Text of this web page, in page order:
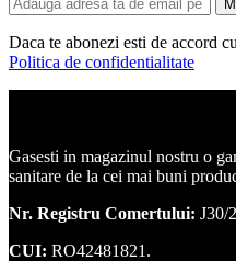
Daca te abonezi esti de accord cu
Politica de confidentialitate
Gasesti in magazinul nostru o
sanitare de la cei mai buni
Nr. Registru Comertului: J30/
CUI: RO42481821.